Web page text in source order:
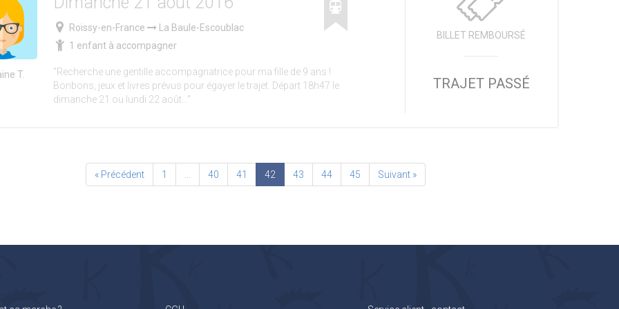
T.
Roissy-en-France
La Baule-Escoublac
1 enfant à accompagner
"Recherche une gentille accompagnatrice pour ma fille de 9 ans !
Bonbons, jeux et livres prévus pour égayer le trajet. Départ 18h47 le
dimanche 21 ou lundi 22 août..."
BILLET REMBOURSÉ
TRAJET PASSÉ
« Précédent 1 40 41 42 43 44 45 Suivant »